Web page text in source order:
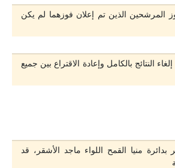
المرشحين الذين تم إعلان فوزهما لم يكن
النتائج بالكامل وإعادة الاقتراع بين جميع
منيا القمح اللواء ماجد الأشقر، قد